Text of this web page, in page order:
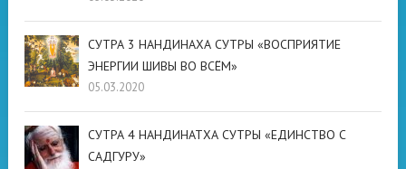
СУТРА 3 НАНДИНАХА СУТРЫ «ВОСПРИЯТИЕ
ЭНЕРГИИ ШИВЫ ВО ВСЁМ»
05.03.2020
СУТРА 4 НАНДИНАТХА СУТРЫ «ЕДИНСТВО С
САДГУРУ»